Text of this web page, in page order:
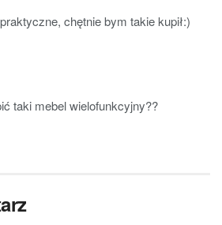
chętnie bym takie kupił:)
taki mebel wielofunkcyjny??